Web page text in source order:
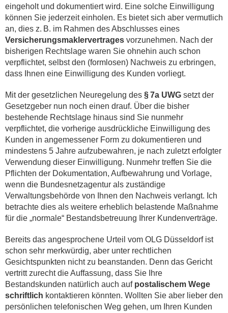
eingeholt und dokumentiert wird. Eine solche Einwilligung
können Sie jederzeit einholen. Es bietet sich aber vermutlich
an, dies z. B. im Rahmen des Abschlusses eines
Versicherungsmaklervertrages vorzunehmen. Nach der
bisherigen Rechtslage waren Sie ohnehin auch schon
verpflichtet, selbst den (formlosen) Nachweis zu erbringen,
dass Ihnen eine Einwilligung des Kunden vorliegt.
Mit der gesetzlichen Neuregelung des § 7a UWG setzt der
Gesetzgeber nun noch einen drauf. Über die bisher
bestehende Rechtslage hinaus sind Sie nunmehr
verpflichtet, die vorherige ausdrückliche Einwilligung des
Kunden in angemessener Form zu dokumentieren und
mindestens 5 Jahre aufzubewahren, je nach zuletzt erfolgter
Verwendung dieser Einwilligung. Nunmehr treffen Sie die
Pflichten der Dokumentation, Aufbewahrung und Vorlage,
wenn die Bundesnetzagentur als zuständige
Verwaltungsbehörde von Ihnen den Nachweis verlangt. Ich
betrachte dies als weitere erheblich belastende Maßnahme
für die „normale“ Bestandsbetreuung Ihrer Kundenverträge.
Bereits das angesprochene Urteil vom OLG Düsseldorf ist
schon sehr merkwürdig, aber unter rechtlichen
Gesichtspunkten nicht zu beanstanden. Denn das Gericht
vertritt zurecht die Auffassung, dass Sie Ihre
Bestandskunden natürlich auch auf postalischem Wege
schriftlich kontaktieren könnten. Wollten Sie aber lieber den
persönlichen telefonischen Weg gehen, um Ihren Kunden